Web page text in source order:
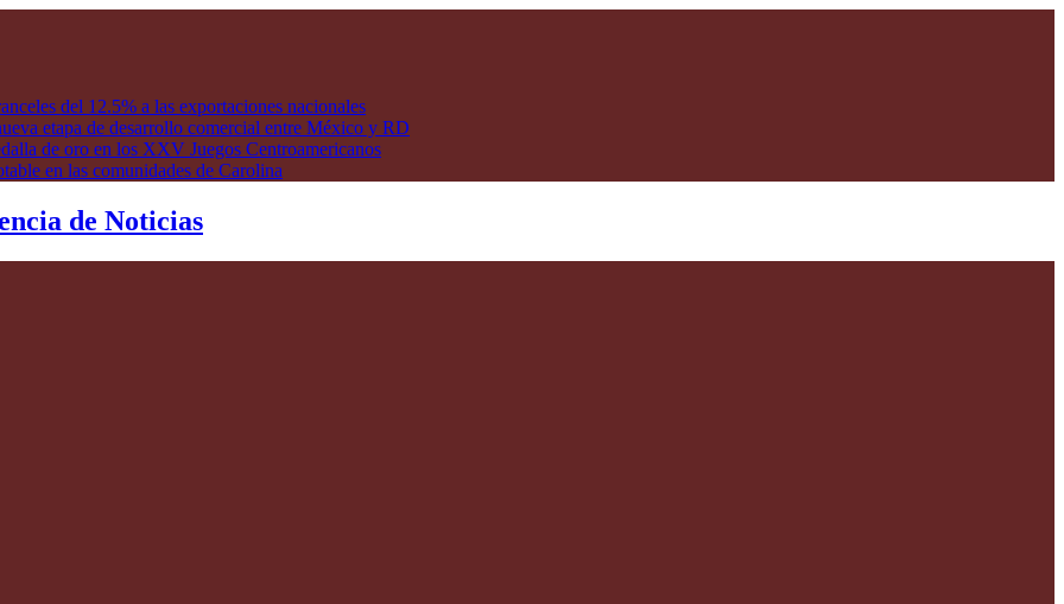
del 12.5% a las exportaciones nacionales
etapa de desarrollo comercial entre México y RD
de oro en los XXV Juegos Centroamericanos
en las comunidades de Carolina
de Noticias